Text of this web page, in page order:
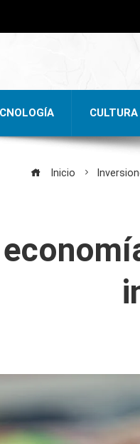
CULTURA
Inicio